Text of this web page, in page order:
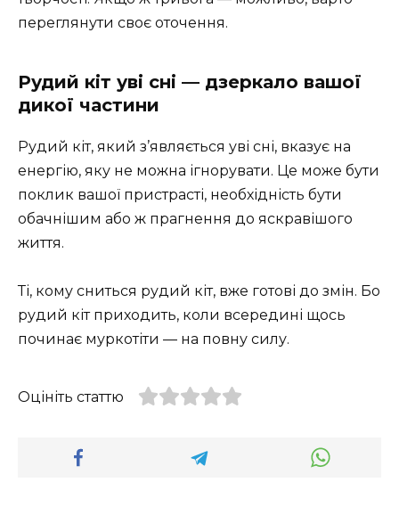
переглянути своє оточення.
Рудий кіт уві сні — дзеркало вашої
дикої частини
Рудий кіт, який з’являється уві сні, вказує на
енергію, яку не можна ігнорувати. Це може бути
поклик вашої пристрасті, необхідність бути
обачнішим або ж прагнення до яскравішого
життя.
Ті, кому сниться рудий кіт, вже готові до змін. Бо
рудий кіт приходить, коли всередині щось
починає муркотіти — на повну силу.
Оцініть статтю